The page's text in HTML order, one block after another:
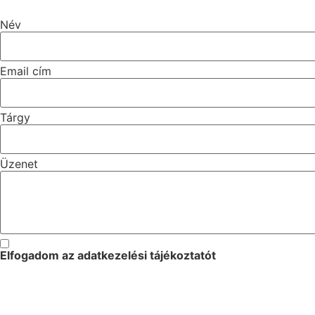
Név
Email cím
Tárgy
Üzenet
Elfogadom az adatkezelési tájékoztatót